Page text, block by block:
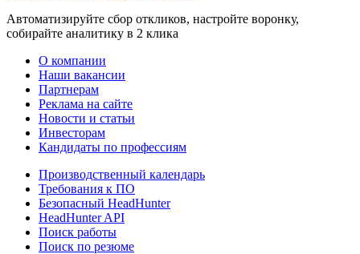
Автоматизируйте сбор откликов, настройте воронку,
собирайте аналитику в 2 клика
О компании
Наши вакансии
Партнерам
Реклама на сайте
Новости и статьи
Инвесторам
Кандидаты по профессиям
Производственный календарь
Требования к ПО
Безопасный HeadHunter
HeadHunter API
Поиск работы
Поиск по резюме